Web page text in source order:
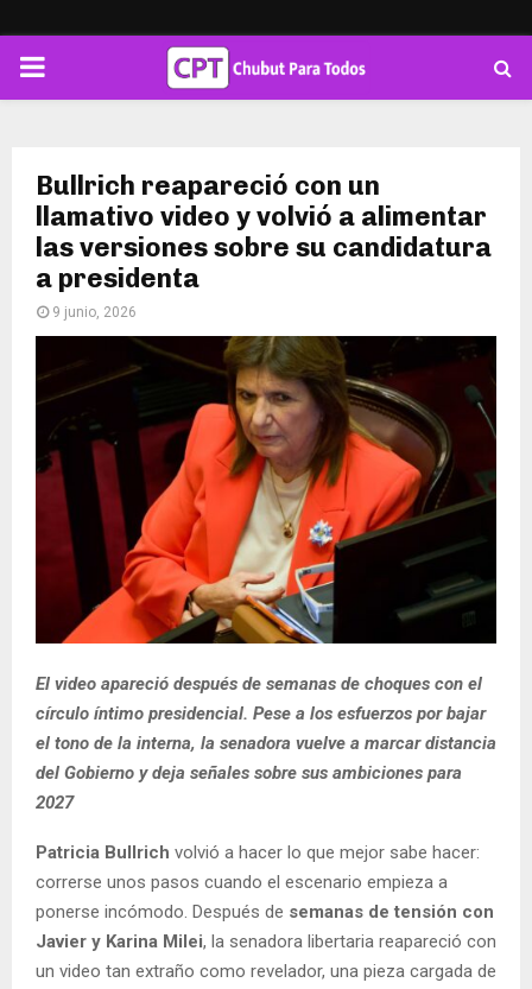
PRIMARY
Bullrich reapareció con un
llamativo video y volvió a alimentar
las versiones sobre su candidatura
a presidenta
9 junio, 2026
El video apareció después de semanas de choques con el
círculo íntimo presidencial. Pese a los esfuerzos por bajar
el tono de la interna, la senadora vuelve a marcar distancia
del Gobierno y deja señales sobre sus ambiciones para
2027
Patricia Bullrich volvió a hacer lo que mejor sabe hacer:
correrse unos pasos cuando el escenario empieza a
ponerse incómodo. Después de semanas de tensión con
Javier y Karina Milei, la senadora libertaria reapareció con
un video tan extraño como revelador, una pieza cargada de